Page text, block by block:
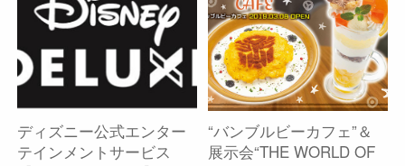
投
稿
へ
ディズニー公式エンター
テインメントサービス
“バンブルビーカフェ”＆
展示会“THE WORLD OF